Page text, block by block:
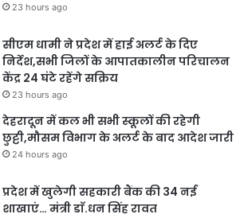
23 hours ago
सीएम धामी ने प्रदेश में हाई अलर्ट के दिए
निर्देश,सभी जिलों के आपातकालीन परिचालन
केंद्र 24 घंटे रहेंगे सक्रिय
23 hours ago
देहरादून में कल भी सभी स्कूलों की रहेगी
छुट्टी,मौसम विभाग के अलर्ट के बाद आदेश जारी
24 hours ago
प्रदेश में खुलेगी सहकारी बैंक की 34 नई
शाखाएं… मंत्री डाॅ.धन सिंह रावत